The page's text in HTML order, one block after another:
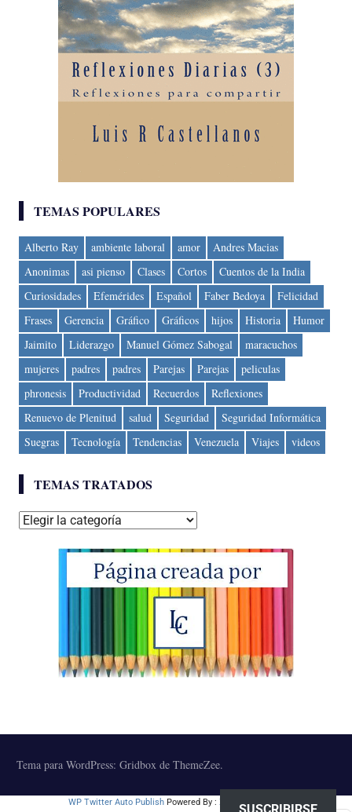
TEMAS POPULARES
Alberto Ray ambiente laboral amor
Andres Macias
Anonimas
asi pienso Clases Cortos
Cuentos de la India
Curiosidades
Efemérides Español Faber Bedoya
Felicidad
Frases
Gerencia Gráfico Gráficos hijos Historia
Humor
Jaimito
Liderazgo Manuel Gómez Sabogal
maracuchos
mujeres
padres padres Parejas Parejas
peliculas
phronesis
Productividad Recuerdos
Reflexiones
Renuevo de Plenitud
salud Seguridad
Seguridad Informática
Suegras
Tecnología Tendencias Venezuela Viajes videos
TEMAS TRATADOS
Temas
Tema para WordPress: Gridbox de ThemeZee.
WP Twitter Auto Publish Powered By : XYZScripts.com